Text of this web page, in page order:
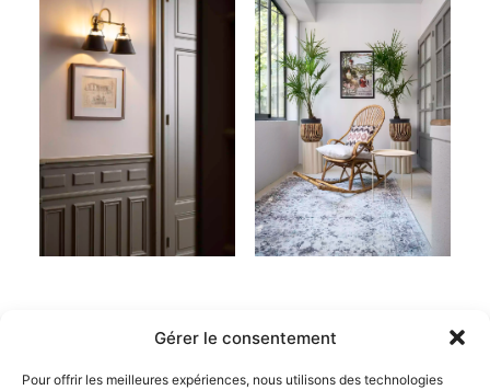
Gérer le consentement
Pour offrir les meilleures expériences, nous utilisons des technologies